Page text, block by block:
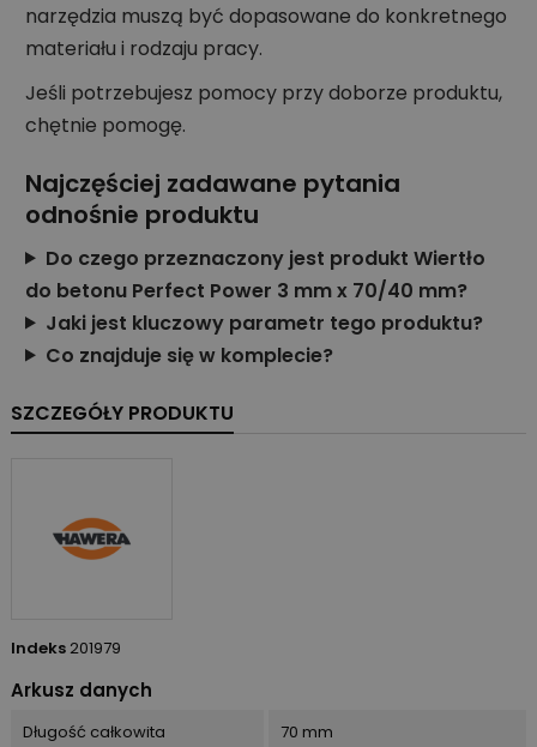
narzędzia muszą być dopasowane do konkretnego
materiału i rodzaju pracy.
Jeśli potrzebujesz pomocy przy doborze produktu,
chętnie pomogę.
Najczęściej zadawane pytania
odnośnie produktu
Do czego przeznaczony jest produkt Wiertło
do betonu Perfect Power 3 mm x 70/40 mm?
Jaki jest kluczowy parametr tego produktu?
Co znajduje się w komplecie?
SZCZEGÓŁY PRODUKTU
Indeks 201979
Arkusz danych
Długość całkowita 70 mm